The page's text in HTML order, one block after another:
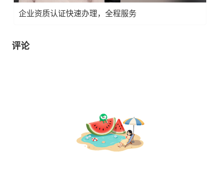
企业资质认证快速办理，全程服务
评论